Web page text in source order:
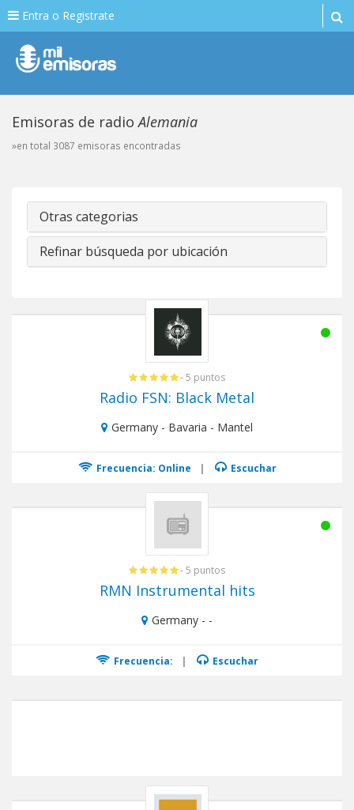
Entra o Registrate
Emisoras de radioAlemania
»en total 3087 emisoras encontradas
Otras categorias
Refinar búsqueda por ubicación
- 5 puntos
Radio FSN: Black Metal
Germany - Bavaria - Mantel
Frecuencia: Online | Escuchar
- 5 puntos
RMN Instrumental hits
Germany - -
Frecuencia: | Escuchar